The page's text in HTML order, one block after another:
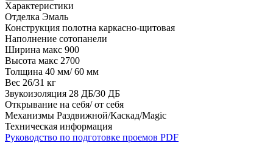
Характеристики
Отделка Эмаль
Конструкция полотна каркасно-щитовая
Наполнение сотопанели
Ширина макс 900
Высота макс 2700
Толщина 40 мм/ 60 мм
Вес 26/31 кг
Звукоизоляция 28 ДБ/30 ДБ
Открывание на себя/ от себя
Механизмы Раздвижной/Каскад/Magic
Техническая информация
Руководство по подготовке проемов PDF